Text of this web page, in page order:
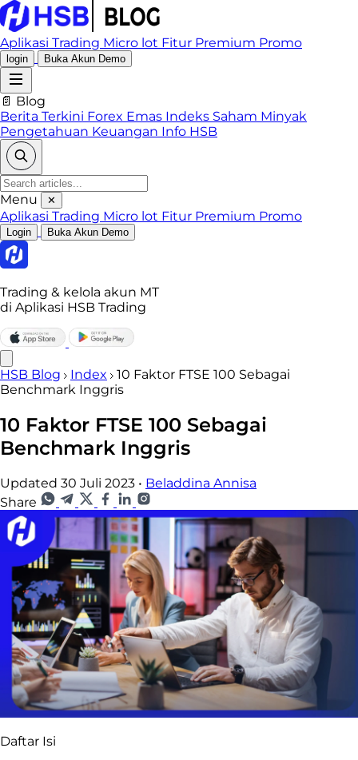
Aplikasi Trading Micro lot Fitur Premium Promo
login Buka Akun Demo
📄 Blog
Berita Terkini Forex Emas Indeks Saham Minyak
Pengetahuan Keuangan Info HSB
Menu ✕
Aplikasi Trading Micro lot Fitur Premium Promo
Login Buka Akun Demo
Trading & kelola akun MT
di Aplikasi HSB Trading
HSB Blog Index
10 Faktor FTSE 100 Sebagai
Benchmark Inggris
10 Faktor FTSE 100 Sebagai
Benchmark Inggris
Updated 30 Juli 2023 • Beladdina Annisa
Share
Daftar Isi